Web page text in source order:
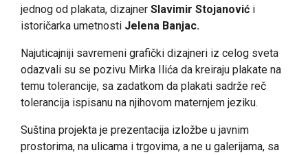
jednog od plakata, dizajner Slavimir Stojanović i
istoričarka umetnosti Jelena Banjac.
Najuticajniji savremeni grafički dizajneri iz celog sveta
odazvali su se pozivu Mirka Ilića da kreiraju plakate na
temu tolerancije, sa zadatkom da plakati sadrže reč
tolerancija ispisanu na njihovom maternjem jeziku.
Suština projekta je prezentacija izložbe u javnim
prostorima, na ulicama i trgovima, a ne u galerijama, sa